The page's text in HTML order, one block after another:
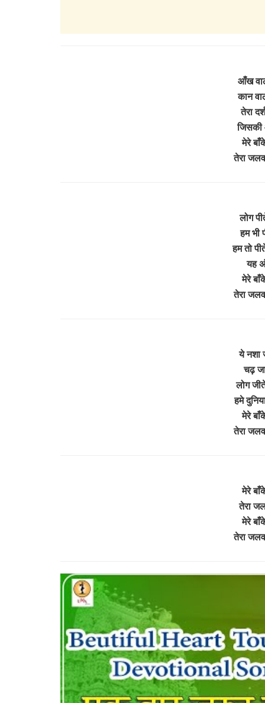
आँख
कान
तेरा
जिसकी
मेरे
तेरा
लोग
हम भी
हम तो
यह
मेरे
तेरा
ये नशा
चढ़
लोग
हमे
मेरे
तेरा
मेरे
तेरा
मेरे
तेरा